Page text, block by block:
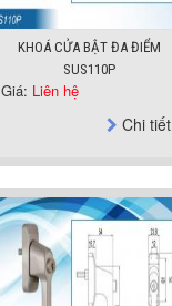
KHOÁ CỬA BẬT ĐA ĐIỂM
SUS110P
Giá: Liên hệ
Chi tiết